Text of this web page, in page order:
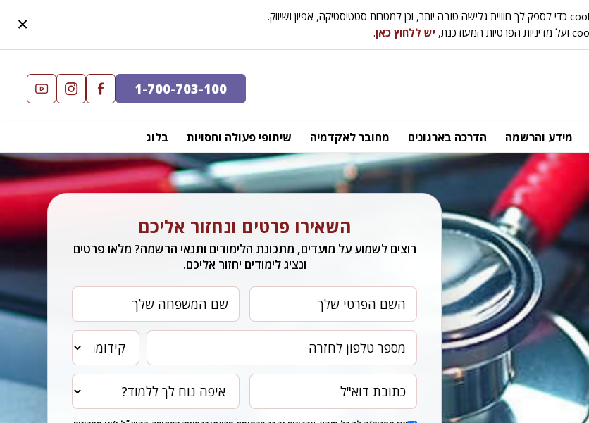
× יש ללחוץ כאן.
1-700-703-100
מידע והרשמה הדרכה בארגונים מחובר לאקדמיה שיתופי פעולה וחסויות בלוג
השאירו פרטים ונחזור אליכם
רוצים לשמוע על מועדים, מתכונת הלימודים ותנאי הרשמה? מלאו פרטים
ונציג לימודים יחזור אליכם.